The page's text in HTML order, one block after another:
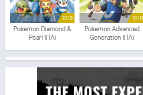
DUB
Pokemon Diamond &
Pearl (ITA)
DUB
Pokemon Advanced
Generation (ITA)